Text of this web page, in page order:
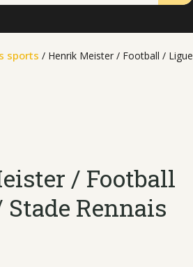
sports / Henrik Meister / Football / Ligue
/ Football
Stade Rennais